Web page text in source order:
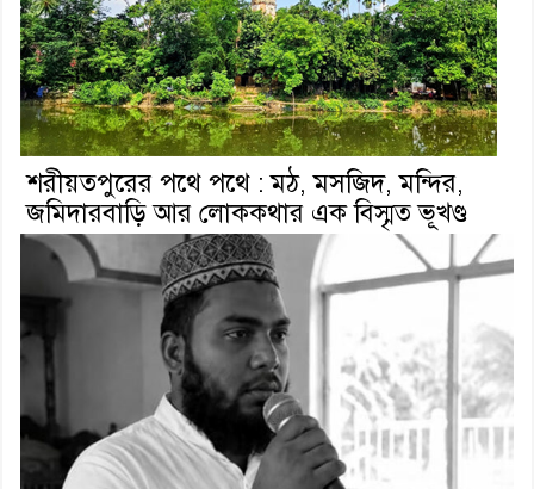
শরীয়তপুরের পথে পথে : মঠ, মসজিদ, মন্দির,
জমিদারবাড়ি আর লোককথার এক বিস্মৃত ভূখণ্ড